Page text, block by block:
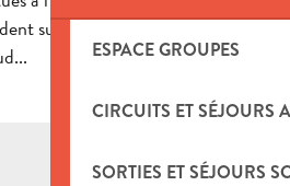
ESPACE GROUPES
CIRCUITS ET SÉJOURS
SORTIES ET SÉJOURS
sur près de 26 000 ha,